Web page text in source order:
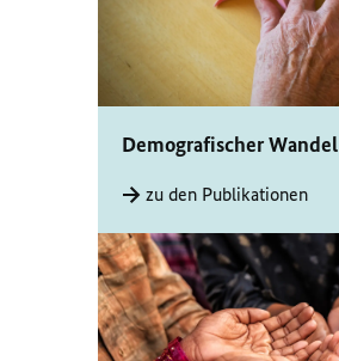
Demografischer Wandel
zu den Publikationen